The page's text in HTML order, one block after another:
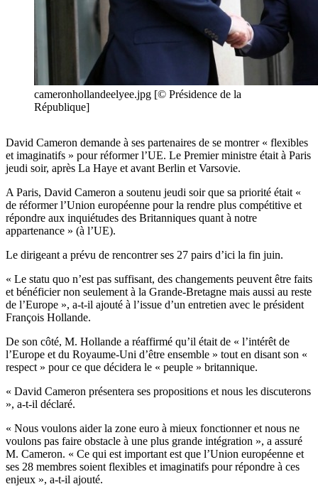
cameronhollandeelyee.jpg [© Présidence de la
République]
David Cameron demande à ses partenaires de se montrer « flexibles
et imaginatifs » pour réformer l’UE. Le Premier ministre était à Paris
jeudi soir, après La Haye et avant Berlin et Varsovie.
A Paris, David Cameron a soutenu jeudi soir que sa priorité était «
de réformer l’Union européenne pour la rendre plus compétitive et
répondre aux inquiétudes des Britanniques quant à notre
appartenance » (à l’UE).
Le dirigeant a prévu de rencontrer ses 27 pairs d’ici la fin juin.
« Le statu quo n’est pas suffisant, des changements peuvent être faits
et bénéficier non seulement à la Grande-Bretagne mais aussi au reste
de l’Europe », a-t-il ajouté à l’issue d’un entretien avec le président
François Hollande.
De son côté, M. Hollande a réaffirmé qu’il était de « l’intérêt de
l’Europe et du Royaume-Uni d’être ensemble » tout en disant son «
respect » pour ce que décidera le « peuple » britannique.
« David Cameron présentera ses propositions et nous les discuterons
», a-t-il déclaré.
« Nous voulons aider la zone euro à mieux fonctionner et nous ne
voulons pas faire obstacle à une plus grande intégration », a assuré
M. Cameron. « Ce qui est important est que l’Union européenne et
ses 28 membres soient flexibles et imaginatifs pour répondre à ces
enjeux », a-t-il ajouté.